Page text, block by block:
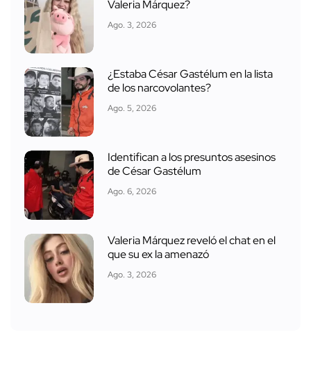
Valeria Márquez?
Ago. 3, 2026
¿Estaba César Gastélum en la lista
de los narcovolantes?
Ago. 5, 2026
Identifican a los presuntos asesinos
de César Gastélum
Ago. 6, 2026
Valeria Márquez reveló el chat en el
que su ex la amenazó
Ago. 3, 2026